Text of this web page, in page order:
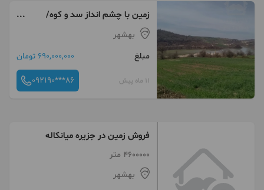
زمین با چشم انداز سد و کوه/
منطقه باصفا/ آینده دار
بهشهر
مبلغ
690,000,000 تومان
11 ماه پیش 092190***86
فروش زمین در جزیره میانکاله
4600000 متر
بهشهر